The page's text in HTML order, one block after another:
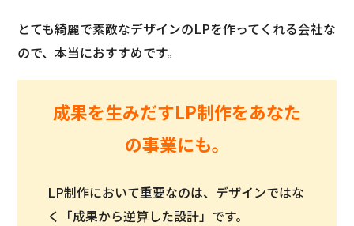
とても綺麗で素敵なデザインのLPを作ってくれる会社な
ので、本当におすすめです。
成果を生みだすLP制作をあなた
の事業にも。
LP制作において重要なのは、デザインではな
く「成果から逆算した設計」です。